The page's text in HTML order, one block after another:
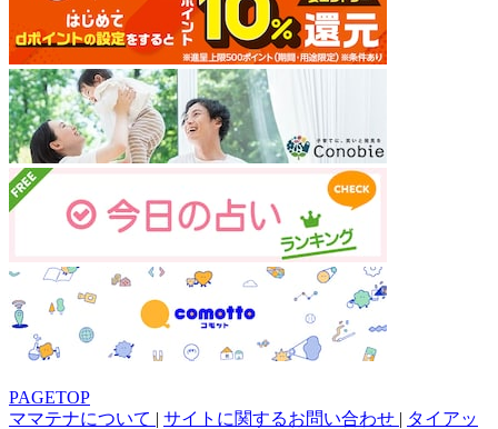
PAGETOP
ママテナについて | サイトに関するお問い合わせ | タイアッ